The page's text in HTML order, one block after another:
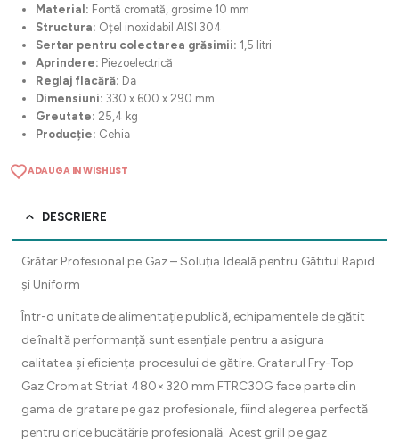
Material: Fontă cromată, grosime 10 mm
Structura: Oțel inoxidabil AISI 304
Sertar pentru colectarea grăsimii: 1,5 litri
Aprindere: Piezoelectrică
Reglaj flacără: Da
Dimensiuni: 330 x 600 x 290 mm
Greutate: 25,4 kg
Producție: Cehia
ADAUGA IN WISHLIST
DESCRIERE
Grătar Profesional pe Gaz – Soluția Ideală pentru Gătitul Rapid
și Uniform
Într-o unitate de alimentație publică, echipamentele de gătit
de înaltă performanță sunt esențiale pentru a asigura
calitatea și eficiența procesului de gătire. Gratarul Fry-Top
Gaz Cromat Striat 480×320 mm FTRC30G face parte din
gama de gratare pe gaz profesionale, fiind alegerea perfectă
pentru orice bucătărie profesională. Acest grill pe gaz